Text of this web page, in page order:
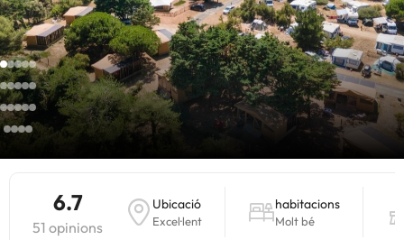
6.7
51 opinions
Ubicació
Excel·lent
habitacions
Molt bé